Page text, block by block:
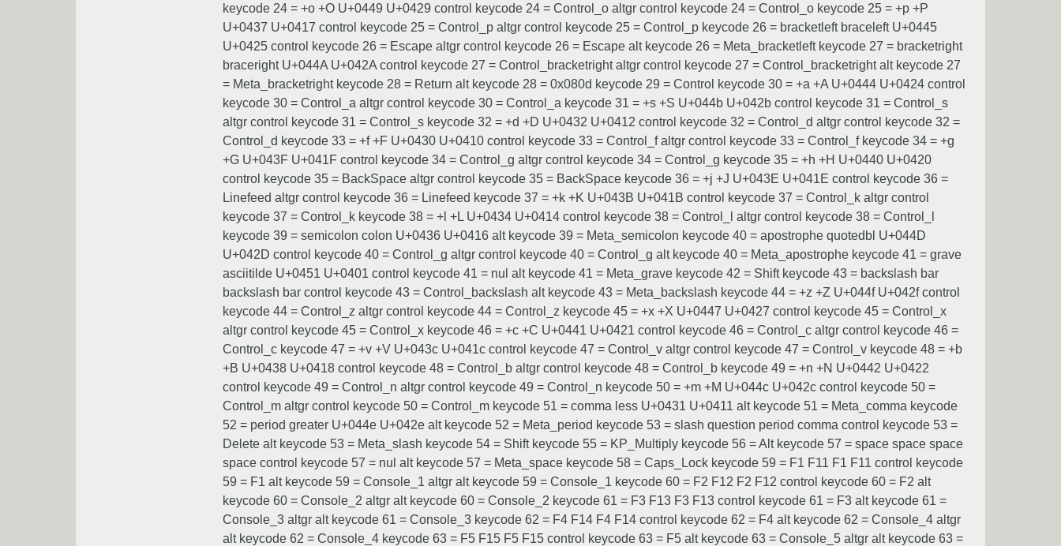
keycode 24 = +o +O U+0449 U+0429 control keycode 24 = Control_o altgr control keycode 24 = Control_o keycode 25 = +p +P
U+0437 U+0417 control keycode 25 = Control_p altgr control keycode 25 = Control_p keycode 26 = bracketleft braceleft U+0445
U+0425 control keycode 26 = Escape altgr control keycode 26 = Escape alt keycode 26 = Meta_bracketleft keycode 27 = bracketright
braceright U+044A U+042A control keycode 27 = Control_bracketright altgr control keycode 27 = Control_bracketright alt keycode 27
= Meta_bracketright keycode 28 = Return alt keycode 28 = 0x080d keycode 29 = Control keycode 30 = +a +A U+0444 U+0424 control
keycode 30 = Control_a altgr control keycode 30 = Control_a keycode 31 = +s +S U+044b U+042b control keycode 31 = Control_s
altgr control keycode 31 = Control_s keycode 32 = +d +D U+0432 U+0412 control keycode 32 = Control_d altgr control keycode 32 =
Control_d keycode 33 = +f +F U+0430 U+0410 control keycode 33 = Control_f altgr control keycode 33 = Control_f keycode 34 = +g
+G U+043F U+041F control keycode 34 = Control_g altgr control keycode 34 = Control_g keycode 35 = +h +H U+0440 U+0420
control keycode 35 = BackSpace altgr control keycode 35 = BackSpace keycode 36 = +j +J U+043E U+041E control keycode 36 =
Linefeed altgr control keycode 36 = Linefeed keycode 37 = +k +K U+043B U+041B control keycode 37 = Control_k altgr control
keycode 37 = Control_k keycode 38 = +l +L U+0434 U+0414 control keycode 38 = Control_l altgr control keycode 38 = Control_l
keycode 39 = semicolon colon U+0436 U+0416 alt keycode 39 = Meta_semicolon keycode 40 = apostrophe quotedbl U+044D
U+042D control keycode 40 = Control_g altgr control keycode 40 = Control_g alt keycode 40 = Meta_apostrophe keycode 41 = grave
asciitilde U+0451 U+0401 control keycode 41 = nul alt keycode 41 = Meta_grave keycode 42 = Shift keycode 43 = backslash bar
backslash bar control keycode 43 = Control_backslash alt keycode 43 = Meta_backslash keycode 44 = +z +Z U+044f U+042f control
keycode 44 = Control_z altgr control keycode 44 = Control_z keycode 45 = +x +X U+0447 U+0427 control keycode 45 = Control_x
altgr control keycode 45 = Control_x keycode 46 = +c +C U+0441 U+0421 control keycode 46 = Control_c altgr control keycode 46 =
Control_c keycode 47 = +v +V U+043c U+041c control keycode 47 = Control_v altgr control keycode 47 = Control_v keycode 48 = +b
+B U+0438 U+0418 control keycode 48 = Control_b altgr control keycode 48 = Control_b keycode 49 = +n +N U+0442 U+0422
control keycode 49 = Control_n altgr control keycode 49 = Control_n keycode 50 = +m +M U+044c U+042c control keycode 50 =
Control_m altgr control keycode 50 = Control_m keycode 51 = comma less U+0431 U+0411 alt keycode 51 = Meta_comma keycode
52 = period greater U+044e U+042e alt keycode 52 = Meta_period keycode 53 = slash question period comma control keycode 53 =
Delete alt keycode 53 = Meta_slash keycode 54 = Shift keycode 55 = KP_Multiply keycode 56 = Alt keycode 57 = space space space
space control keycode 57 = nul alt keycode 57 = Meta_space keycode 58 = Caps_Lock keycode 59 = F1 F11 F1 F11 control keycode
59 = F1 alt keycode 59 = Console_1 altgr alt keycode 59 = Console_1 keycode 60 = F2 F12 F2 F12 control keycode 60 = F2 alt
keycode 60 = Console_2 altgr alt keycode 60 = Console_2 keycode 61 = F3 F13 F3 F13 control keycode 61 = F3 alt keycode 61 =
Console_3 altgr alt keycode 61 = Console_3 keycode 62 = F4 F14 F4 F14 control keycode 62 = F4 alt keycode 62 = Console_4 altgr
alt keycode 62 = Console_4 keycode 63 = F5 F15 F5 F15 control keycode 63 = F5 alt keycode 63 = Console_5 altgr alt keycode 63 =